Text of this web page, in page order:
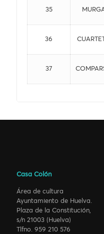
35
36
37
Casa Colón
Área de cultura
Ayuntamiento de Huelva.
Plaza de la Constitución,
s/n 21003 (Huelva)
Tlfno. 959 210 576